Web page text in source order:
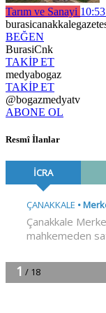
Tarım ve Sanayi 10:53
BEĞEN
BurasiCnk
TAKİP ET
medyabogaz
TAKİP ET
@bogazmedyatv
ABONE OL
Resmî İlanlar